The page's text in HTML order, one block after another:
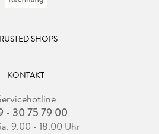
SHOPS
KONTAKT
- 30 75 79 00
9.00 - 18.00 Uhr